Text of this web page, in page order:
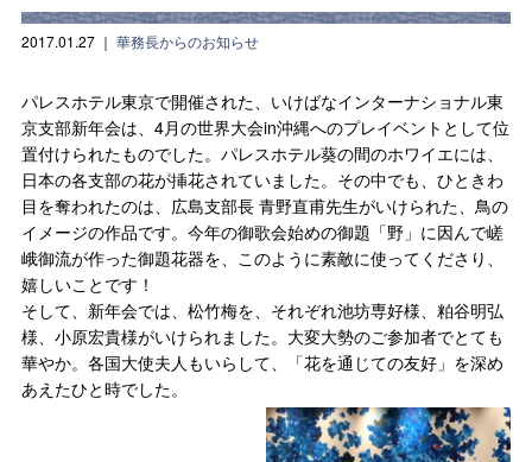
2017.01.27｜ 華務長からのお知らせ
パレスホテル東京で開催された、いけばなインターナショナル東
京支部新年会は、4月の世界大会in沖縄へのプレイベントとして位
置付けられたものでした。パレスホテル葵の間のホワイエには、
日本の各支部の花が挿花されていました。その中でも、ひときわ
目を奪われたのは、広島支部長 青野直甫先生がいけられた、鳥の
イメージの作品です。今年の御歌会始めの御題「野」に因んで嵯
峨御流が作った御題花器を、このように素敵に使ってくださり、
嬉しいことです！
そして、新年会では、松竹梅を、それぞれ池坊専好様、粕谷明弘
様、小原宏貴様がいけられました。大変大勢のご参加者でとても
華やか。各国大使夫人もいらして、「花を通じての友好」を深め
あえたひと時でした。